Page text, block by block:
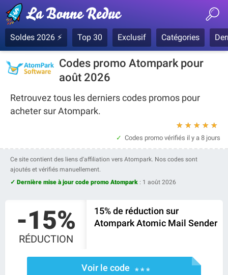
Soldes 2026 ⚡ Top 30 Exclusif Catégories
Codes promo Atompark pour
août 2026
Retrouvez tous les derniers codes promos pour
acheter sur Atompark.
★
★
★
★
★
Codes promo vérifiés il y a 8 jours
Ce site contient des liens d'affiliation vers Atompark. Nos codes sont
ajoutés et vérifiés manuellement.
✓ Dernière mise à jour code promo Atompark : 1 août 2026
-15%
RÉDUCTION
15% de réduction sur
Atompark Atomic Mail Sender
Voir le code * * *